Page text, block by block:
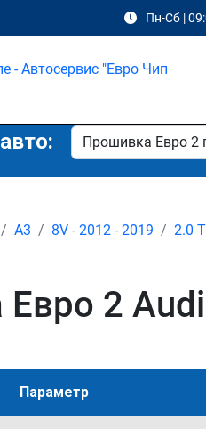
Пн-Сб |
A3 8V - 2012 - 2019 2.0
2
Параметр